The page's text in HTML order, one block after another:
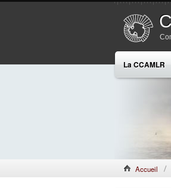
La CCAMLR
Accueil